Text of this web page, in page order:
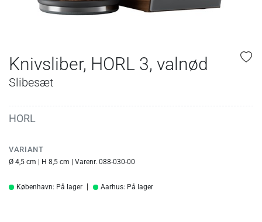
Knivsliber, HORL 3, valnød
Slibesæt
HORL
VARIANT
Ø 4,5 cm | H 8,5 cm | Varenr. 088-030-00
København: På lager Aarhus: På lager